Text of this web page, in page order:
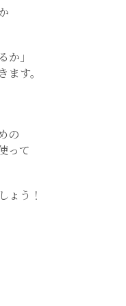
か」
ます。
の
って
ょう！